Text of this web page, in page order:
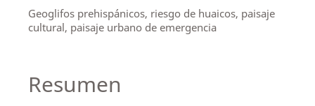
Geoglifos prehispánicos, riesgo de huaicos, paisaje
cultural, paisaje urbano de emergencia
Resumen